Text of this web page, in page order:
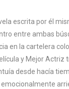
escrita por él
entre ambas
en la cartelera
y Mejor Actriz
desde hacía